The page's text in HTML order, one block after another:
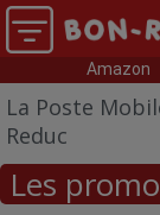
Amazon
La Poste
Reduc
Les